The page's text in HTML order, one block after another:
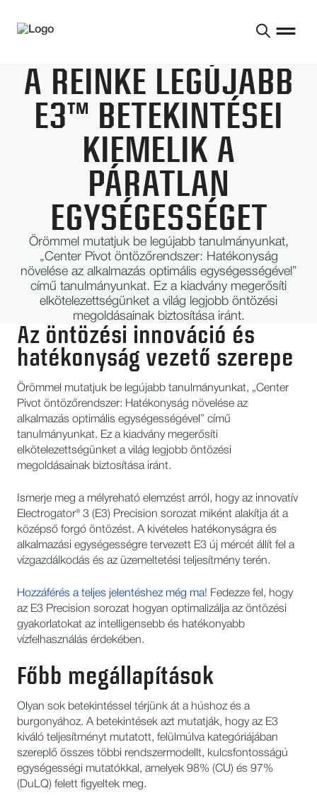
A REINKE LEGÚJABB
E3™ BETEKINTÉSEI
KIEMELIK A
PÁRATLAN
EGYSÉGESSÉGET
Örömmel mutatjuk be legújabb tanulmányunkat,
„Center Pivot öntözőrendszer: Hatékonyság
növelése az alkalmazás optimális egységességével”
című tanulmányunkat. Ez a kiadvány megerősíti
elkötelezettségünket a világ legjobb öntözési
megoldásainak biztosítása iránt.
Az öntözési innováció és
hatékonyság vezető szerepe
Örömmel mutatjuk be legújabb tanulmányunkat, „Center
Pivot öntözőrendszer: Hatékonyság növelése az
alkalmazás optimális egységességével” című
tanulmányunkat. Ez a kiadvány megerősíti
elkötelezettségünket a világ legjobb öntözési
megoldásainak biztosítása iránt.
Ismerje meg a mélyreható elemzést arról, hogy az innovatív
Electrogator® 3 (E3) Precision sorozat miként alakítja át a
középső forgó öntözést. A kivételes hatékonyságra és
alkalmazási egységességre tervezett E3 új mércét állít fel a
vízgazdálkodás és az üzemeltetési teljesítmény terén.
Hozzáférés a teljes jelentéshez még ma! Fedezze fel, hogy
az E3 Precision sorozat hogyan optimalizálja az öntözési
gyakorlatokat az intelligensebb és hatékonyabb
vízfelhasználás érdekében.
Főbb megállapítások
Olyan sok betekintéssel térjünk át a húshoz és a
burgonyához. A betekintések azt mutatják, hogy az E3
kiváló teljesítményt mutatott, felülmúlva kategóriájában
szereplő összes többi rendszermodellt, kulcsfontosságú
egységességi mutatókkal, amelyek 98% (CU) és 97%
(DuLQ) felett figyeltek meg.